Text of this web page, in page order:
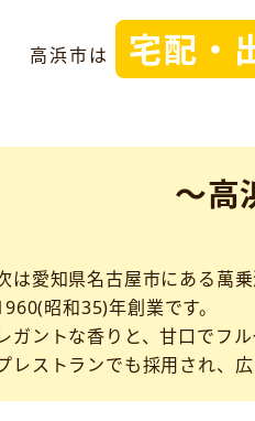
高浜市は 宅配・
～高
は愛知県名古屋市にある萬乗
昭和35)年創業です。
ガントな香りと、甘口でフ
レストランでも採用され、広